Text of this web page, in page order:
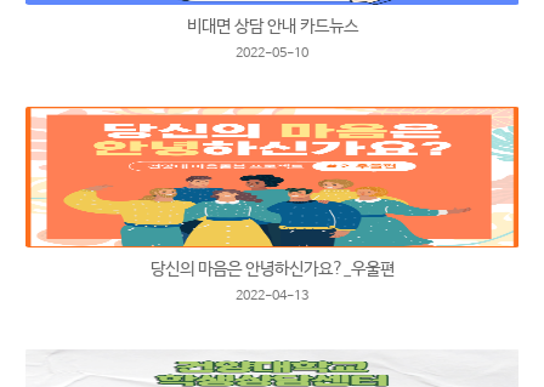
비대면 상담 안내 카드뉴스
2022-05-10
당신의 마음은 안녕하신가요?_우울편
2022-04-13